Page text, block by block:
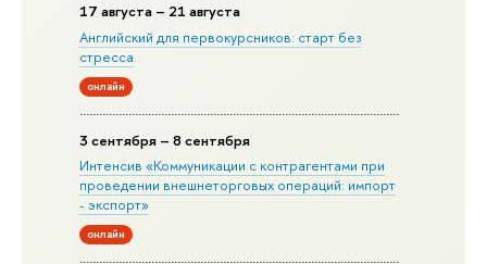
17 августа – 21 августа
Английский для первокурсников: старт без
стресса
онлайн
3 сентября – 8 сентября
Интенсив «Коммуникации с контрагентами при
проведении внешнеторговых операций: импорт
- экспорт»
онлайн